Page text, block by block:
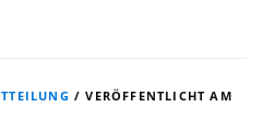
/VERÖFFENTLICHT AM